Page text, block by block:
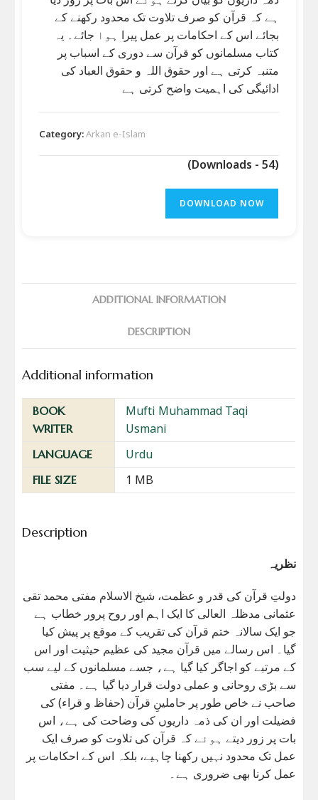
ہے کہ قرآن کو صرف تلاوت تک محدود رکھنے کے
بجائے اس کے احکامات پر عمل پیرا ہوا جائے۔ یہ
کتاب مسلمانوں کو قرآن سے دوری کے اسباب پر
متنبہ کرتی ہے اور حقوق اللہ و حقوق العباد کی
ادائیگی کی اہمیت واضح کرتی ہے
Category:Arkan e-Islam
(Downloads - 54)
DOWNLOAD NOW
ADDITIONAL INFORMATION
DESCRIPTION
Additional information
BOOK
WRITER
Mufti Muhammad Taqi
Usmani
LANGUAGE Urdu
FILE SIZE 1 MB
Description
نظریہ
دولتِ قرآن کی قدر و عظمت، شیخ الاسلام مفتی محمد تقی
عثمانی مدظلہ العالی کا ایک اہم اور روح پرور خطاب ہے
جو ایک سالانہ ختم قرآن کی تقریب کے موقع پر پیش کیا
گیا۔ اس رسالے میں قرآن مجید کی عظیم حیثیت اور اس
کے مرتبے کو اجاگر کیا گیا ہے، جسے مسلمانوں کے لیے سب
سے بڑی روحانی و عملی دولت قرار دیا گیا ہے۔ مفتی
صاحب نے خاص طور پر حاملینِ قرآن (حفاظ و قراء) کی
فضیلت اور ان کی ذمہ داریوں کی وضاحت کی ہے، اس
بات پر زور دیتے ہوئے کہ قرآن کی تلاوت کو صرف ایک
عمل تک محدود نہیں رکھنا چاہیے، بلکہ اس کے احکامات پر
عمل کرنا بھی ضروری ہے۔